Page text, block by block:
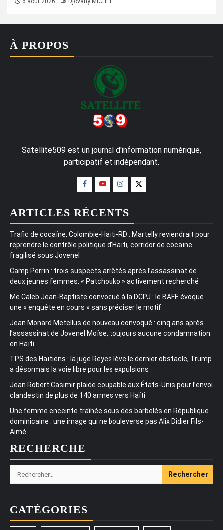
6 août 2026 Djovany MICHEL
À PROPOS
Satellite509 est un journal d'information numérique,
participatif et indépendant.
ARTICLES RÉCENTS
Trafic de cocaïne, Colombie-Haïti-RD : Martelly reviendrait pour
reprendre le contrôle politique d’Haïti, corridor de cocaïne
fragilisé sous Jovenel
Camp Perrin : trois suspects arrêtés après l’assassinat de
deux jeunes femmes, « Patchouko » activement recherché
Me Caleb Jean-Baptiste convoqué à la DCPJ : le BAFE évoque
une « enquête en cours » sans préciser le motif
Jean Monard Metellus de nouveau convoqué : cinq ans après
l’assassinat de Jovenel Moïse, toujours aucune condamnation
en Haïti
TPS des Haïtiens : la juge Reyes lève le dernier obstacle, Trump
a désormais la voie libre pour les expulsions
Jean Robert Casimir plaide coupable aux États-Unis pour l’envoi
clandestin de plus de 140 armes vers Haïti
Une femme enceinte traînée sous des barbelés en République
dominicaine : une image qui ne bouleverse pas Alix Didier Fils-
Aimé
RECHERCHE
Rechercher :
CATÉGORIES